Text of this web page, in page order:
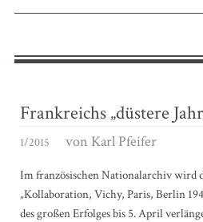
Frankreichs „düstere
1/2015 von Karl Pfeifer
Im französischen Nationalarchiv wird
„Kollaboration, Vichy, Paris, Berlin
des großen Erfolges bis 5. April